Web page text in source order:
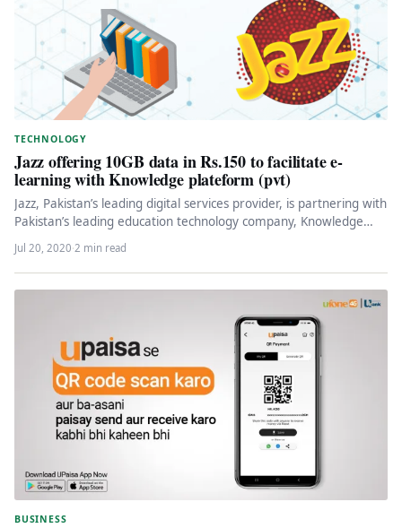
TECHNOLOGY
Jazz offering 10GB data in Rs.150 to facilitate e-
learning with Knowledge plateform (pvt)
Jazz, Pakistan’s leading digital services provider, is partnering with
Pakistan’s leading education technology company, Knowledge
Platform (Private) Limited, to enable…
Jul 20, 2020·2 min read
BUSINESS